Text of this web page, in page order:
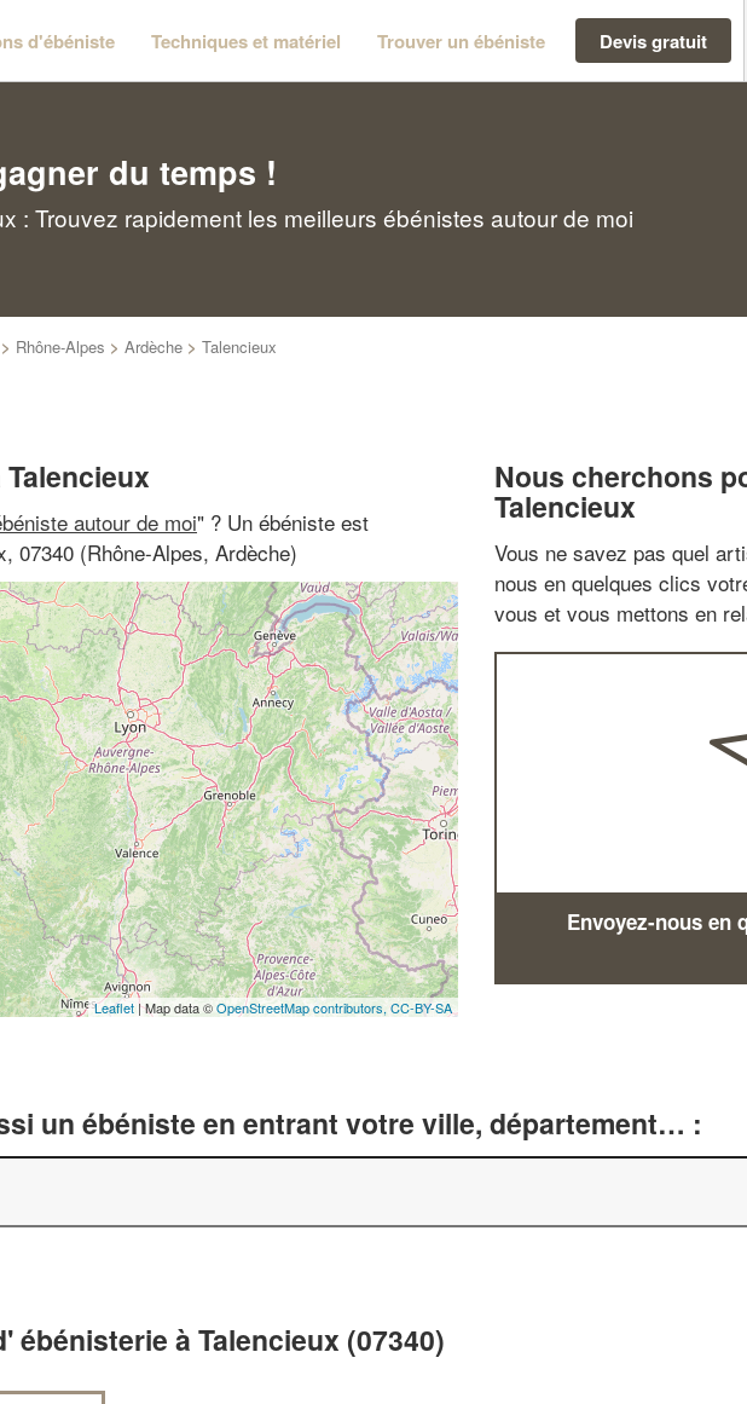
d'ébéniste Techniques et matériel Trouver un ébéniste Devis gratuit
du temps !
: Trouvez rapidement les meilleurs ébénistes autour de moi
> Rhône-Alpes > Ardèche > Talencieux
autour de moi" ? Un ébéniste est
07340 (Rhône-Alpes, Ardèche)
Leaflet | Map data ©OpenStreetMap contributors, CC-BY-SA
Nous cherchons
Talencieux
Vous ne savez pas quel
nous en quelques clics
vous et vous mettons en
Envoyez-nous en
un ébéniste en entrant votre ville, département… :
ébénisterie à Talencieux (07340)